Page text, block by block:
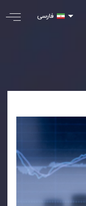
فارسی